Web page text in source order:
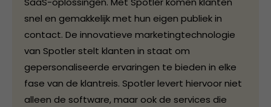
snel en gemakkelijk met hun eigen publiek in
contact. De innovatieve marketingtechnologie
van Spotler stelt klanten in staat om
gepersonaliseerde ervaringen te bieden in elke
fase van de klantreis. Spotler levert hiervoor niet
alleen de software, maar ook de services die